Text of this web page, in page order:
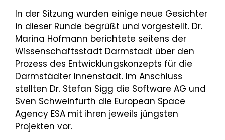
In der Sitzung wurden einige neue Gesichter
in dieser Runde begrüßt und vorgestellt. Dr.
Marina Hofmann berichtete seitens der
Wissenschaftsstadt Darmstadt über den
Prozess des Entwicklungskonzepts für die
Darmstädter Innenstadt. Im Anschluss
stellten Dr. Stefan Sigg die Software AG und
Sven Schweinfurth die European Space
Agency ESA mit ihren jeweils jüngsten
Projekten vor.